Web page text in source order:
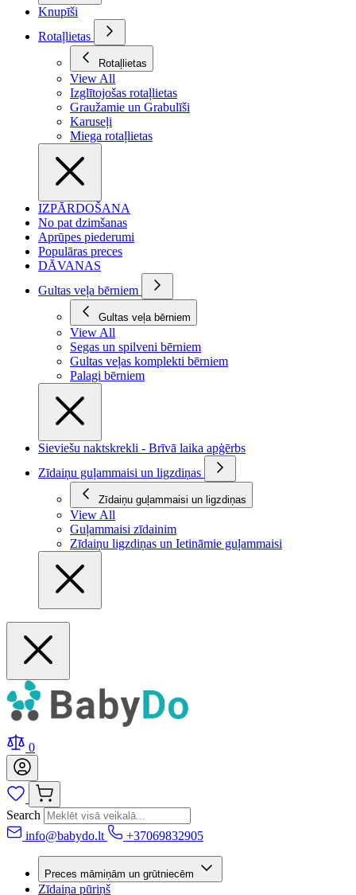
Knupīši
Rotaļlietas
Rotaļlietas
View All
Izglītojošas rotaļlietas
Graužamie un Grabulīši
Karuseļi
Miega rotaļlietas
IZPĀRDOŠANA
No pat dzimšanas
Aprūpes piederumi
Populāras preces
DĀVANAS
Gultas veļa bērniem
Gultas veļa bērniem
View All
Segas un spilveni bērniem
Gultas veļas komplekti bērniem
Palagi bērniem
Sieviešu naktskrekli - Brīvā laika apģērbs
Zīdaiņu guļammaisi un ligzdiņas
Zīdaiņu guļammaisi un ligzdiņas
View All
Guļammaisi zīdainim
Zīdaiņu ligzdiņas un Ietināmie guļammaisi
0
Search
info@babydo.lt
+37069832905
Preces māmiņām un grūtniecēm
Zīdaiņa pūriņš